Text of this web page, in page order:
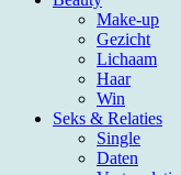
Make-up
Gezicht
Lichaam
Haar
Win
Seks & Relaties
Single
Daten